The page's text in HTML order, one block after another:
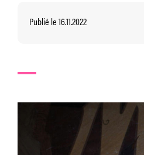
Publié le 16.11.2022